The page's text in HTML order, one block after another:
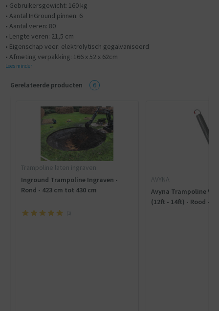
• Gebruikersgewicht: 160 kg
• Aantal InGround pinnen: 6
• Aantal veren: 80
• Lengte veren: 21,5 cm
• Eigenschap veer: elektrolytisch gegalvaniseerd
• Afmeting verpakking: 166 x 52 x 62cm
Lees minder
Gerelateerde producten 6
Trampoline laten ingraven
Inground Trampoline Ingraven -
Rond - 423 cm tot 430 cm
1
AVYNA
Avyna Trampoline
(12ft - 14ft) - Rood -